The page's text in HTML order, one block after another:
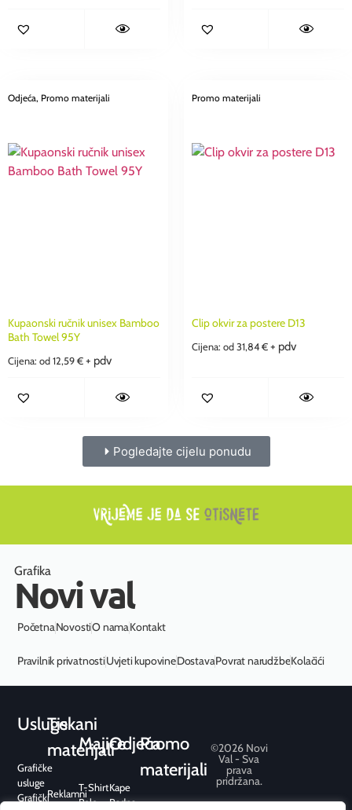
Odjeća, Promo materijali
Kupaonski ručnik unisex Bamboo
Bath Towel 95Y
Cijena: od 12,59 € + pdv
Promo materijali
Clip okvir za postere D13
Cijena: od 31,84 € + pdv
Pogledajte cijelu ponudu
Grafika
Novi val
PočetnaNovostiO namaKontakt
Pravilnik privatnostiUvjeti kupovineDostavaPovrat narudžbeKolačići
Usluge
Grafičke
usluge
Grafički
Tiskani
materijali
Reklamni
Majice
T-Shirt
Polo
Odjeća
Kape
Radna
Promo
materijali
©2026 Novi
Val - Sva
prava
pridržana.